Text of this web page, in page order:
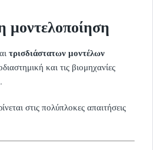
μοντελοποίηση
τρισδιάστατων μοντέλων
και τις βιομηχανίες
στις πολύπλοκες απαιτήσεις